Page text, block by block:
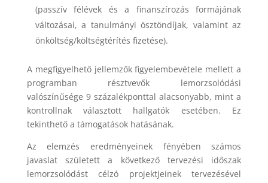
(passzív félévek és a finanszírozás formájának
változásai, a tanulmányi ösztöndíjak, valamint az
önköltség/költségtérítés fizetése).
A megfigyelhető jellemzők figyelembevétele mellett a
programban résztvevők lemorzsolódási
valószínűsége 9 százalékponttal alacsonyabb, mint a
kontrollnak választott hallgatók esetében. Ez
tekinthető a támogatások hatásának.
Az elemzés eredményeinek fényében számos
javaslat született a következő tervezési időszak
lemorzsolódást célzó projektjeinek tervezésével